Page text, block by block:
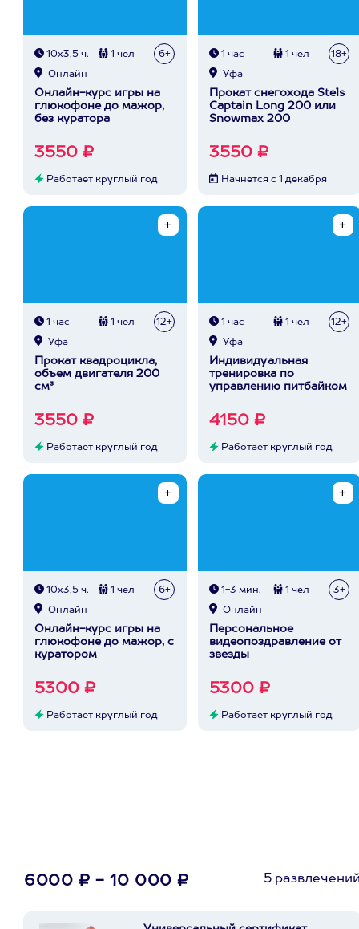
10х3,5 ч. 1 чел 6+
Онлайн
Онлайн-курс игры на
глюкофоне до мажор,
без куратора
3550 ₽
Работает круглый год
1 час 1 чел 18+
Уфа
Прокат снегохода Stels
Captain Long 200 или
Snowmax 200
3550 ₽
Начнется с 1 декабря
1 час 1 чел 12+
Уфа
Прокат квадроцикла,
объем двигателя 200
см³
3550 ₽
Работает круглый год
1 час 1 чел 12+
Уфа
Индивидуальная
тренировка по
управлению питбайком
4150 ₽
Работает круглый год
10х3,5 ч. 1 чел 6+
Онлайн
Онлайн-курс игры на
глюкофоне до мажор, с
куратором
5300 ₽
Работает круглый год
1-3 мин. 1 чел 3+
Онлайн
Персональное
видеопоздравление от
звезды
5300 ₽
Работает круглый год
6000 ₽ - 10 000 ₽ 5